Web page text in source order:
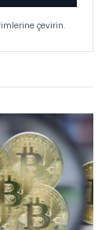
çevirin.